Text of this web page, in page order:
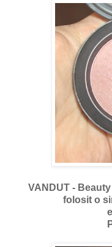
VANDUT -
folosit o